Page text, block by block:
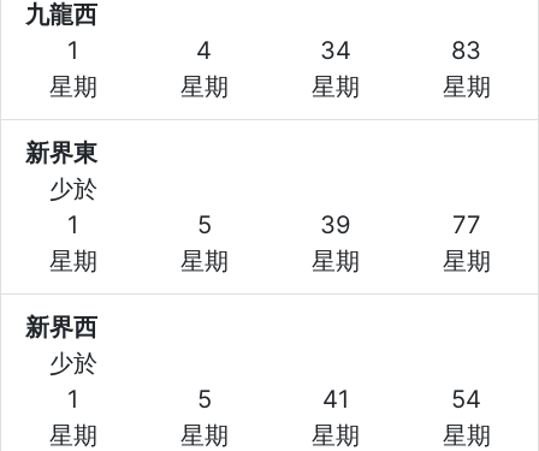
九龍西
1
4 34
83
星期
星期 星期 星期
新界東
少於
1
5 39
77
星期
星期 星期 星期
新界西
少於
1
5 41
54
星期
星期 星期 星期